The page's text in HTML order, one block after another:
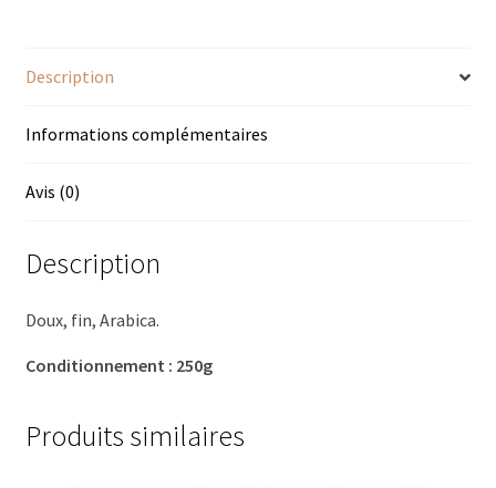
Mélanges pour cocktail
Rhums arrangés
Vodkas
Boutique du Grenier de Marie et Anaïs
Description
Informations complémentaires
Avis (0)
Description
Doux, fin, Arabica.
Conditionnement : 250g
Produits similaires